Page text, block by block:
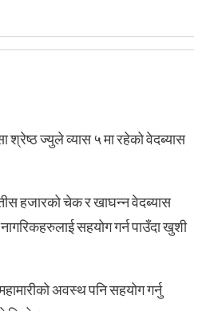
श्रेष्ठ ज्युले व्यास ५ मा रहेको वेदब्यास
हजारको चेक र खाघन्न वेदब्यास
सहयोग गर्न पाउँदा खुशी
अवस्थ पनि सहयोग गर्नु